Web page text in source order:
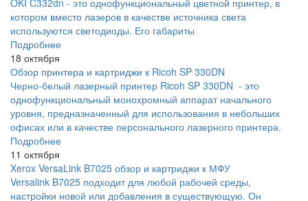
котором вместо лазеров в качестве источника света
используются светодиоды. Его габариты
Подробнее
18 октября
Обзор принтера и картриджи к Ricoh SP 330DN
Черно-белый лазерный принтер Ricoh SP 330DN - это
однофункциональный монохромный аппарат начального
уровня, предназначенный для использования в небольших
офисах или в качестве персонального лазерного принтера.
Подробнее
11 октября
Xerox VersaLink B7025 обзор и картриджи к МФУ
Versalink B7025 подходит для любой рабочей среды,
настройки новой или добавления в существующую. Он